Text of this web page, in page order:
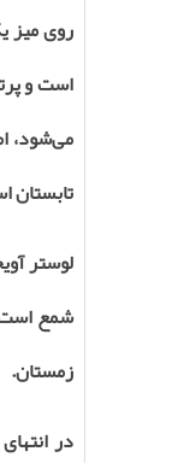
روی میز
است و
می‌شود،
تابستان
لوستر
شمع است
زمستان.
در